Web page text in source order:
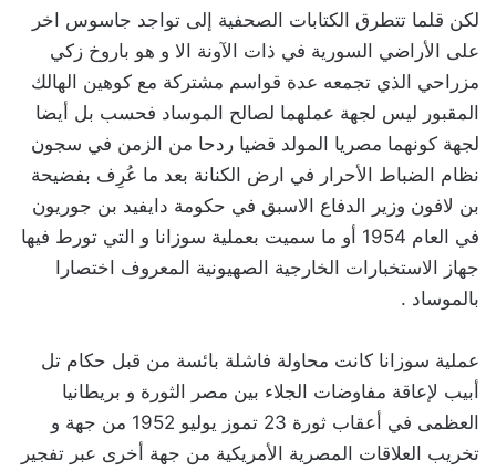
‏لكن قلما تتطرق الكتابات الصحفية إلى تواجد جاسوس اخر
على الأراضي السورية في ذات الآونة الا و هو باروخ زكي
مزراحي الذي تجمعه عدة قواسم مشتركة مع كوهين الهالك
المقبور ليس لجهة عملهما لصالح الموساد فحسب بل أيضا
لجهة كونهما مصريا المولد قضيا ردحا من الزمن في سجون
نظام الضباط الأحرار في ارض الكنانة بعد ما عُرِف بفضيحة
بن لافون وزير الدفاع الاسبق في حكومة دايفيد بن جوريون
في العام 1954 أو ما سميت بعملية سوزانا و التي تورط فيها
جهاز الاستخبارات الخارجية الصهيونية المعروف اختصارا
بالموساد .
‏عملية سوزانا كانت محاولة فاشلة بائسة من قبل حكام تل
أبيب لإعاقة مفاوضات الجلاء بين مصر الثورة و بريطانيا
العظمى في أعقاب ثورة 23 تموز يوليو 1952 من جهة و
تخريب العلاقات المصرية الأمريكية من جهة أخرى عبر تفجير